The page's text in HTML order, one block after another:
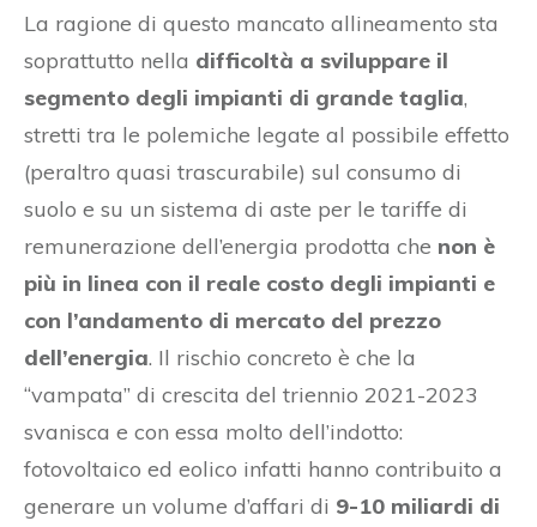
La ragione di questo mancato allineamento sta
soprattutto nella difficoltà a sviluppare il
segmento degli impianti di grande taglia,
stretti tra le polemiche legate al possibile effetto
(peraltro quasi trascurabile) sul consumo di
suolo e su un sistema di aste per le tariffe di
remunerazione dell’energia prodotta che non è
più in linea con il reale costo degli impianti e
con l’andamento di mercato del prezzo
dell’energia. Il rischio concreto è che la
“vampata” di crescita del triennio 2021-2023
svanisca e con essa molto dell’indotto:
fotovoltaico ed eolico infatti hanno contribuito a
generare un volume d’affari di 9-10 miliardi di